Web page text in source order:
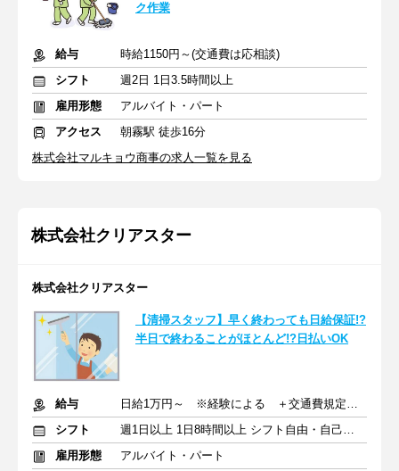
ク作業
給与
時給1150円～(交通費は応相談)
シフト
週2日 1日3.5時間以上
雇用形態
アルバイト・パート
アクセス
朝霧駅 徒歩16分
株式会社マルキョウ商事の求人一覧を見る
株式会社クリアスター
株式会社クリアスター
【清掃スタッフ】早く終わっても日給保証!?
半日で終わることがほとんど!?日払いOK
給与
日給1万円～ ※経験による ＋交通費規定支給
シフト
週1日以上 1日8時間以上 シフト自由・自己申告
雇用形態
アルバイト・パート